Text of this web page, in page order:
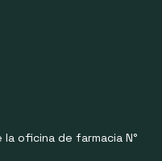
oficina de farmacia N°